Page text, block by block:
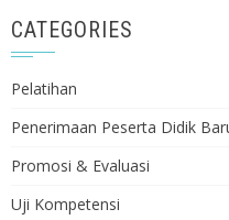
CATEGORIES
Pelatihan
Penerimaan Peserta Didik
Promosi & Evaluasi
Uji Kompetensi